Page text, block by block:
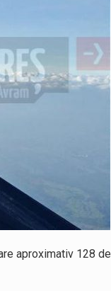
aproximativ 128 de